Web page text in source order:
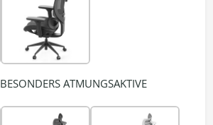
BESONDERS ATMUNGSAKTIVE